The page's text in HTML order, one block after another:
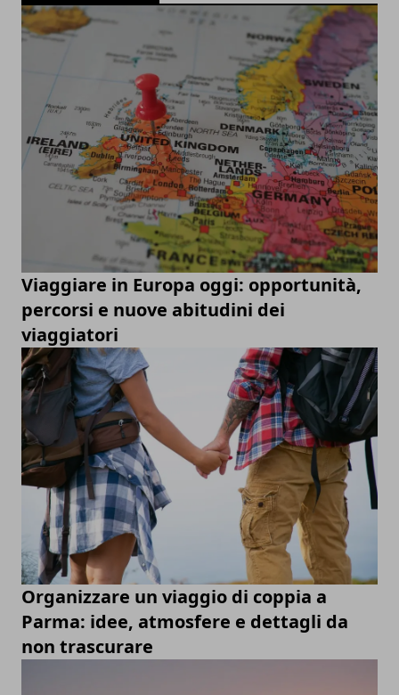
Viaggiare in Europa oggi: opportunità,
percorsi e nuove abitudini dei
viaggiatori
Organizzare un viaggio di coppia a
Parma: idee, atmosfere e dettagli da
non trascurare